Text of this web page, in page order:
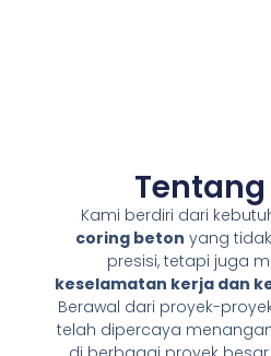
Kami berdiri dari
coring beton yang
presisi, tetapi juga
keselamatan kerja dan
Berawal dari proyek-
telah dipercaya